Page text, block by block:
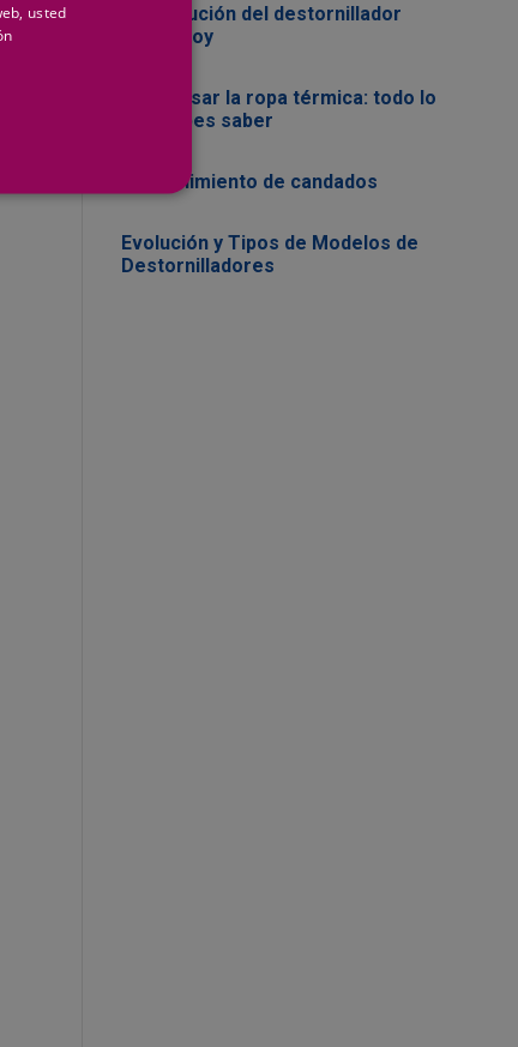
La evolución del destornillador
ayer y hoy
Cómo usar la ropa térmica: todo lo
que debes saber
Mantenimiento de candados
Evolución y Tipos de Modelos de
Destornilladores
usted